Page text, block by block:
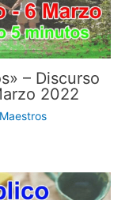
– Discurso
2022